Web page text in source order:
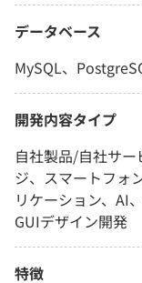
データベース
MySQL、
開発内容タイプ
自社製品/自社サ
ジ、スマートフォ
リケーション、AI
GUIデザイン開発
特徴